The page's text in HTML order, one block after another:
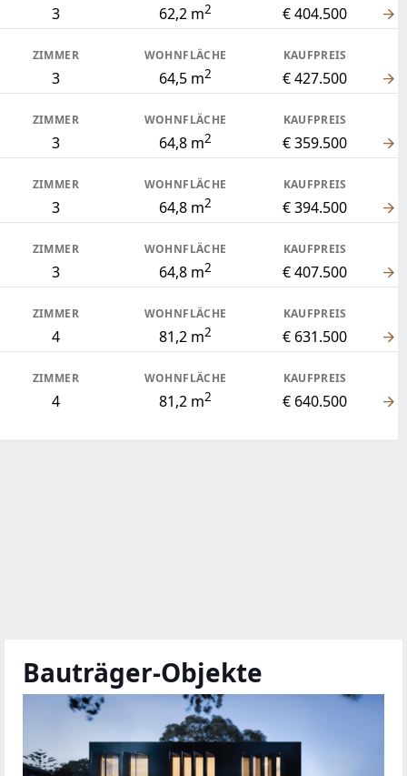
3 62,2 m2 € 404.500
ZIMMER
3
WOHNFLÄCHE
64,5 m2
KAUFPREIS
€ 427.500
ZIMMER
3
WOHNFLÄCHE
64,8 m2
KAUFPREIS
€ 359.500
ZIMMER
3
WOHNFLÄCHE
64,8 m2
KAUFPREIS
€ 394.500
ZIMMER
3
WOHNFLÄCHE
64,8 m2
KAUFPREIS
€ 407.500
ZIMMER
4
WOHNFLÄCHE
81,2 m2
KAUFPREIS
€ 631.500
ZIMMER
4
WOHNFLÄCHE
81,2 m2
KAUFPREIS
€ 640.500
Bauträger-Objekte